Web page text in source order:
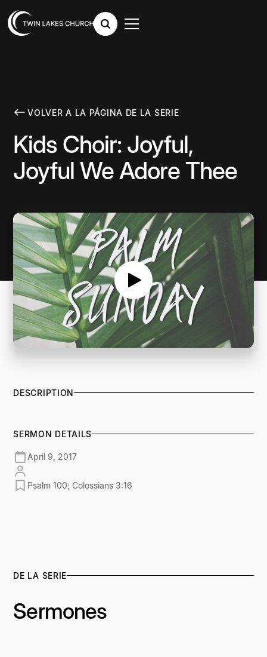
VOLVER A LA PÁGINA DE LA SERIE
Kids Choir: Joyful,
Joyful We Adore Thee
DESCRIPTION
SERMON DETAILS
April 9, 2017
Psalm 100; Colossians 3:16
DE LA SERIE
Sermones